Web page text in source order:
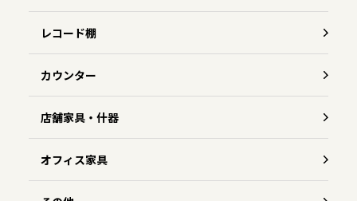
レコード棚
カウンター
店舗家具・什器
オフィス家具